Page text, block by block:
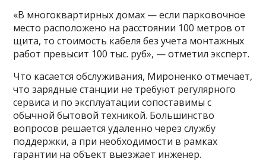
«В многоквартирных домах — если парковочное
место расположено на расстоянии 100 метров от
щита, то стоимость кабеля без учета монтажных
работ превысит 100 тыс. руб», — отметил эксперт.
Что касается обслуживания, Мироненко отмечает,
что зарядные станции не требуют регулярного
сервиса и по эксплуатации сопоставимы с
обычной бытовой техникой. Большинство
вопросов решается удаленно через службу
поддержки, а при необходимости в рамках
гарантии на объект выезжает инженер.